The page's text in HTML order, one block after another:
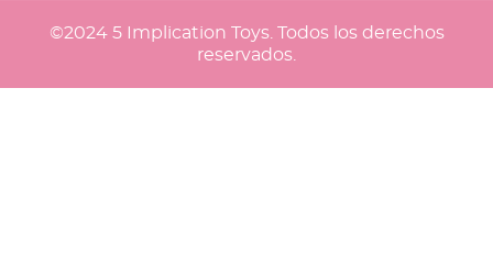
©2024 5 Implication Toys. Todos los derechos
reservados.